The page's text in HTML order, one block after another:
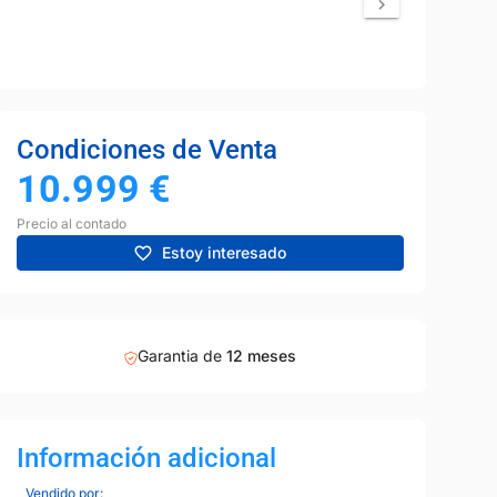
Condiciones de Venta
10.999 €
Precio al contado
Estoy interesado
Garantia de 12 meses
Información adicional
Vendido por: